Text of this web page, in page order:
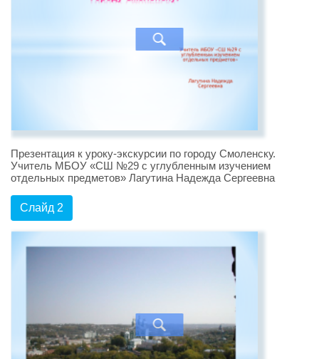
Презентация к уроку-экскурсии по городу Смоленску.
Учитель МБОУ «СШ №29 с углубленным изучением
отдельных предметов» Лагутина Надежда Сергеевна
Слайд 2